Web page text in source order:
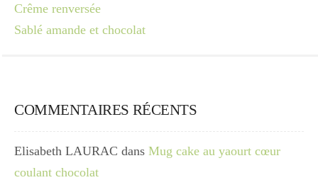
Crême renversée
Sablé amande et chocolat
COMMENTAIRES RÉCENTS
Elisabeth LAURAC dans Mug cake au yaourt cœur
coulant chocolat